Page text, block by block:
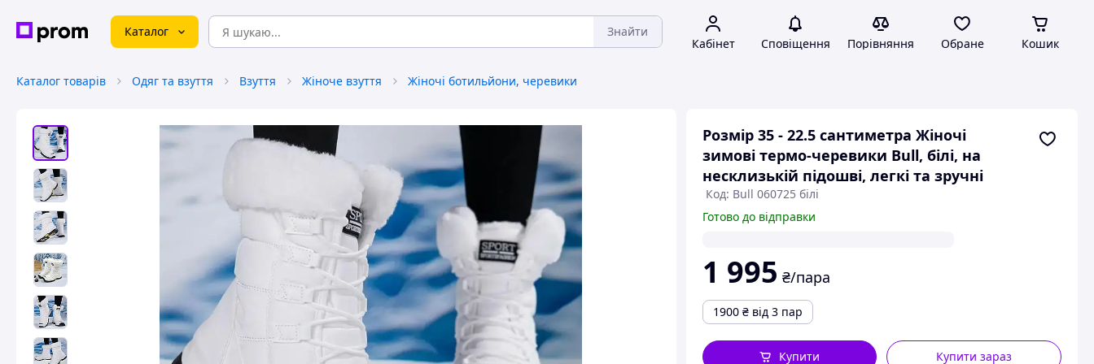
Каталог Знайти
Кабінет Сповіщення Порівняння Обране Кошик
Каталог товарів Одяг та взуття Взуття Жіноче взуття Жіночі ботильйони, черевики
Розмір 35 - 22.5 сантиметра Жіночі
зимові термо-черевики Bull, білі, на
несклизькій підошві, легкі та зручні
Код: Bull 060725 білі
Готово до відправки
1 995 ₴/пара
1900 ₴ від 3 пар
Купити зараз
Купити